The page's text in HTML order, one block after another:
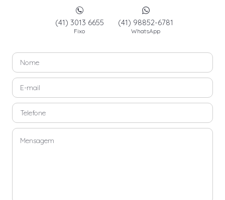
(41) 3013 6655
Fixo
(41) 98852-6781
WhatsApp